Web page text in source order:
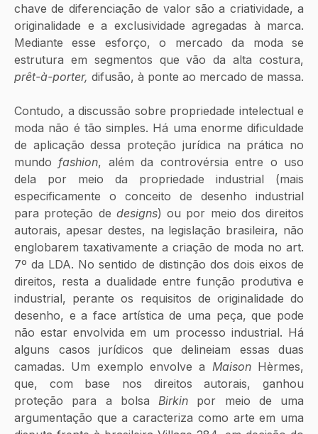
chave de diferenciação de valor são a criatividade, a
originalidade e a exclusividade agregadas à marca.
Mediante esse esforço, o mercado da moda se
prêt-à-porter, difusão, à ponte ao mercado de massa.
Contudo, a discussão sobre propriedade intelectual e
moda não é tão simples. Há uma enorme dificuldade
de aplicação dessa proteção jurídica na prática no
mundo fashion, além da controvérsia entre o uso
dela por meio da propriedade industrial (mais
especificamente o conceito de desenho industrial
para proteção de designs) ou por meio dos direitos
autorais, apesar destes, na legislação brasileira, não
englobarem taxativamente a criação de moda no art.
7º da LDA. No sentido de distinção dos dois eixos de
direitos, resta a dualidade entre função produtiva e
industrial, perante os requisitos de originalidade do
desenho, e a face artística de uma peça, que pode
não estar envolvida em um processo industrial. Há
alguns casos jurídicos que delineiam essas duas
camadas. Um exemplo envolve a Maison Hèrmes,
que, com base nos direitos autorais, ganhou
proteção para a bolsa Birkin por meio de uma
argumentação que a caracteriza como arte em uma